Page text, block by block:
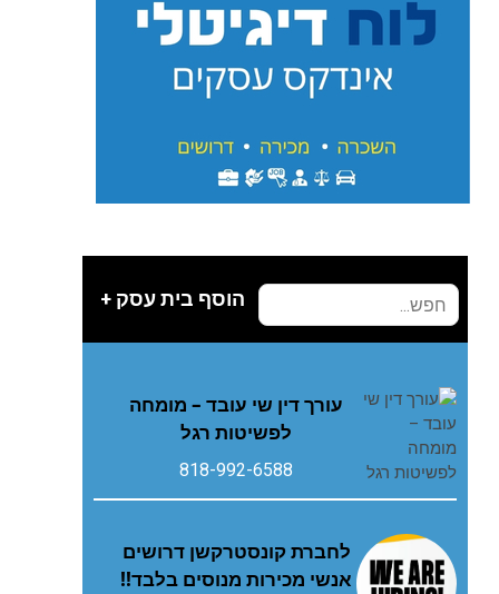
הוסף בית עסק +
עורך דין שי עובד – מומחה
לפשיטות רגל
818-992-6588
לחברת קונסטרקשן דרושים
אנשי מכירות מנוסים בלבד!!